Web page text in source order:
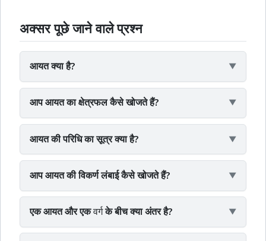
अक्सर पूछे जाने वाले प्रश्न
आयत क्या है?
आप आयत का क्षेत्रफल कैसे खोजते हैं?
आयत की परिधि का सूत्र क्या है?
आप आयत की विकर्ण लंबाई कैसे खोजते हैं?
एक आयत और एकवर्गके बीच क्या अंतर है?